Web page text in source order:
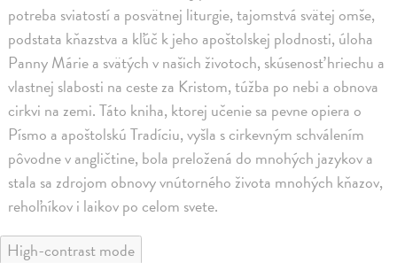
potreba sviatostí a posvätnej liturgie, tajomstvá svätej omše,
podstata kňazstva a kľúč k jeho apoštolskej plodnosti, úloha
Panny Márie a svätých v našich životoch, skúsenosť hriechu a
vlastnej slabosti na ceste za Kristom, túžba po nebi a obnova
cirkvi na zemi. Táto kniha, ktorej učenie sa pevne opiera o
Písmo a apoštolskú Tra­díciu, vyšla s cirkevným schválením
pôvodne v angličtine, bola preložená do mnohých jazykov a
stala sa zdrojom obnovy vnútorného života mnohých kňazov,
rehoľníkov i laikov po celom svete.
High-contrast mode